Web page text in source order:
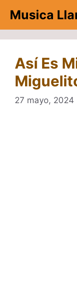
contenido
Musica
Así Es
27 mayo, 2024